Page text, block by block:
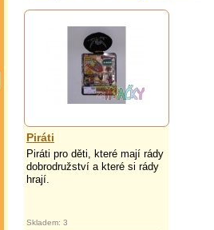
Piráti
Piráti pro děti, které mají rády
dobrodružství a které si rády
hrají.
Skladem: 3